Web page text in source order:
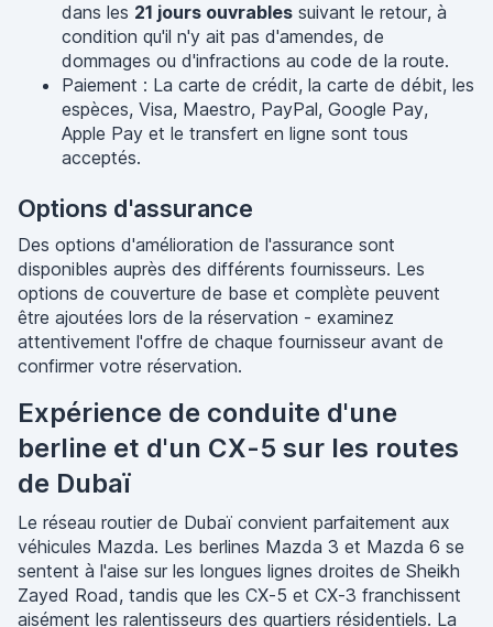
dans les 21 jours ouvrables suivant le retour, à
condition qu'il n'y ait pas d'amendes, de
dommages ou d'infractions au code de la route.
Paiement : La carte de crédit, la carte de débit, les
espèces, Visa, Maestro, PayPal, Google Pay,
Apple Pay et le transfert en ligne sont tous
acceptés.
Options d'assurance
Des options d'amélioration de l'assurance sont
disponibles auprès des différents fournisseurs. Les
options de couverture de base et complète peuvent
être ajoutées lors de la réservation - examinez
attentivement l'offre de chaque fournisseur avant de
confirmer votre réservation.
Expérience de conduite d'une
berline et d'un CX-5 sur les routes
de Dubaï
Le réseau routier de Dubaï convient parfaitement aux
véhicules Mazda. Les berlines Mazda 3 et Mazda 6 se
sentent à l'aise sur les longues lignes droites de Sheikh
Zayed Road, tandis que les CX-5 et CX-3 franchissent
aisément les ralentisseurs des quartiers résidentiels. La